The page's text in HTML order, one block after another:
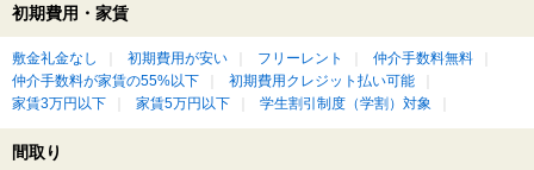
初期費用・家賃
敷金礼金なし 初期費用が安い フリーレント
仲介手数料無料
仲介手数料が家賃の55%以下
初期費用クレジット払い可能
家賃3万円以下
家賃5万円以下 学生割引制度（学割）対象
間取り